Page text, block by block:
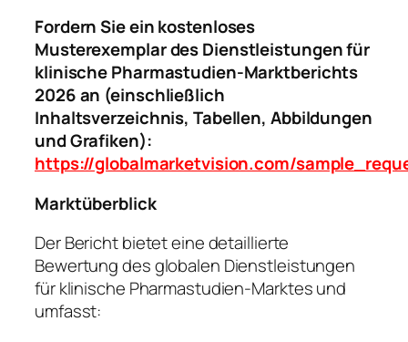
Fordern Sie ein kostenloses
Musterexemplar des Dienstleistungen für
klinische Pharmastudien-Marktberichts
2026 an (einschließlich
Inhaltsverzeichnis, Tabellen, Abbildungen
und Grafiken):
https://globalmarketvision.com/
Marktüberblick
Der Bericht bietet eine detaillierte
Bewertung des globalen Dienstleistungen
für klinische Pharmastudien-Marktes und
umfasst: